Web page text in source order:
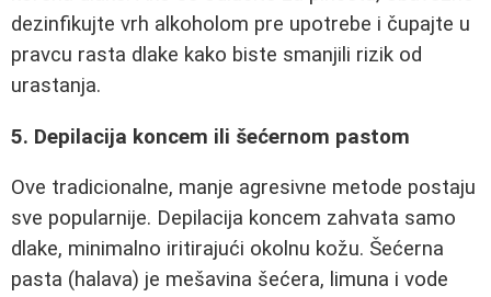
dezinfikujte vrh alkoholom pre upotrebe i čupajte u
pravcu rasta dlake kako biste smanjili rizik od
urastanja.
5. Depilacija koncem ili šećernom pastom
Ove tradicionalne, manje agresivne metode postaju
sve popularnije. Depilacija koncem zahvata samo
dlake, minimalno iritirajući okolnu kožu. Šećerna
pasta (halava) je mešavina šećera, limuna i vode